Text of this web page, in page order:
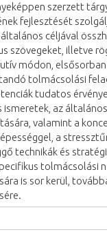
szerzett
fejlesztését
általános céljával
szövegeket, illetve
módon,
tolmácsolási
tudatos
ismeretek, az
valamint a
a
technikák és
tolmácsolási
is sor kerül,